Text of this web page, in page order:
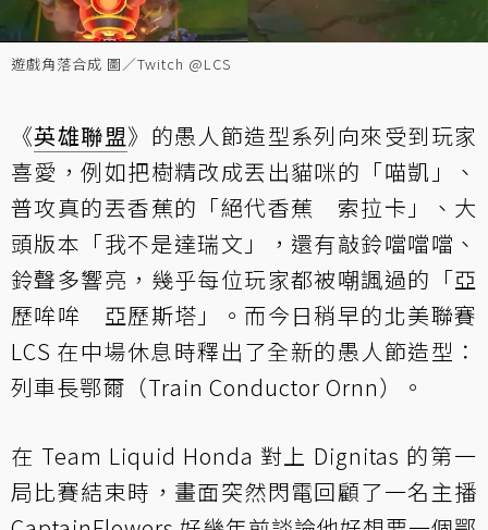
遊戲角落合成 圖／Twitch @LCS
《英雄聯盟》的愚人節造型系列向來受到玩家
喜愛，例如把樹精改成丟出貓咪的「喵凱」、
普攻真的丟香蕉的「絕代香蕉 索拉卡」、大
頭版本「我不是達瑞文」，還有敲鈴噹噹噹、
鈴聲多響亮，幾乎每位玩家都被嘲諷過的「亞
歷哞哞 亞歷斯塔」。而今日稍早的北美聯賽
LCS 在中場休息時釋出了全新的愚人節造型：
列車長鄂爾（Train Conductor Ornn）。
在 Team Liquid Honda 對上 Dignitas 的第一
局比賽結束時，畫面突然閃電回顧了一名主播